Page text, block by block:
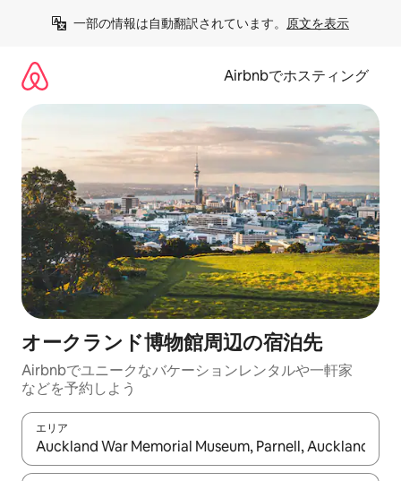
一部の情報は自動翻訳されています。 原文を表示
Airbnbでホスティング
オークランド博物館⁠周⁠辺⁠の宿⁠泊⁠先
Airbnbでユニークなバ⁠ケ⁠ー⁠シ⁠ョ⁠ンレ⁠ン⁠タ⁠ルや一⁠軒⁠家
な⁠ど⁠を予⁠約⁠し⁠よ⁠う
エリア
検索結果が表示されたら、上下の矢印キーを使って移動するか